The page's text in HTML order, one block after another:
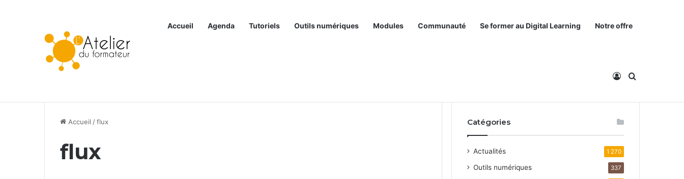
Accueil Agenda Tutoriels Outils numériques Modules Communauté Se former au Digital Learning Notre offre
Connexion
Rechercher
Accueil /flux
flux
Catégories
Actualités 1 270
Outils numériques 337